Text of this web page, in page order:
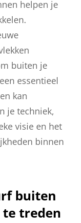
helpen je
buiten je
essentieel
kan
je techniek,
visie en het
binnen
buiten
te treden